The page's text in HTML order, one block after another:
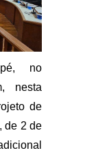
no
nesta
de
de 2 de